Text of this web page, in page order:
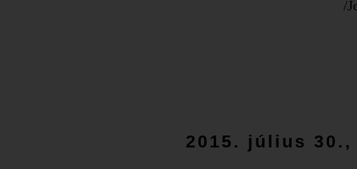
/
2015. július